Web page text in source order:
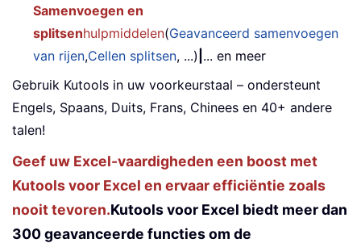
Samenvoegen en
splitsenhulpmiddelen(Geavanceerd samenvoegen
van rijen,Cellen splitsen, ...) ... en meer
Gebruik Kutools in uw voorkeurstaal – ondersteunt
Engels, Spaans, Duits, Frans, Chinees en 40+ andere
talen!
Geef uw Excel-vaardigheden een boost met
Kutools voor Excel en ervaar efficiëntie zoals
nooit tevoren.Kutools voor Excel biedt meer dan
300 geavanceerde functies om de